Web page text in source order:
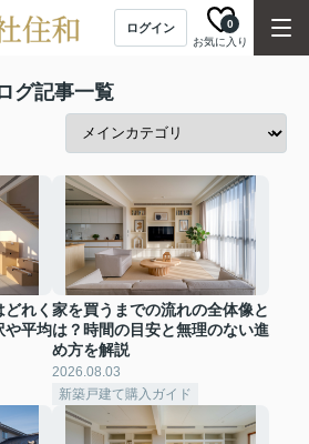
ログイン
お気に入り
0
グ記事一覧
れく
や平均
家を買うまでの流れの全体像と
は？時間の目安と無理のない進
め方を解説
2026.08.03
新築戸建て購入ガイド